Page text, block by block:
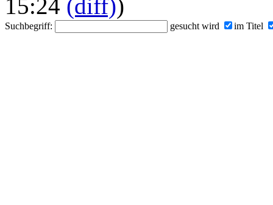
15:24 (diff))
Suchbegriff: gesucht wird im Titel